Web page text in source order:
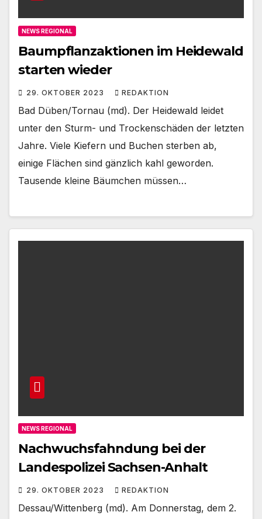
NEWS REGIONAL
Baumpflanzaktionen im Heidewald
starten wieder
29. OKTOBER 2023 REDAKTION
Bad Düben/Tornau (md). Der Heidewald leidet
unter den Sturm- und Trockenschäden der letzten
Jahre. Viele Kiefern und Buchen sterben ab,
einige Flächen sind gänzlich kahl geworden.
Tausende kleine Bäumchen müssen…
NEWS REGIONAL
Nachwuchsfahndung bei der
Landespolizei Sachsen-Anhalt
29. OKTOBER 2023 REDAKTION
Dessau/Wittenberg (md). Am Donnerstag, dem 2.